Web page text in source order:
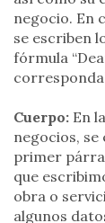
negocio. En
se escriben
fórmula
Cuerpo: En
negocios,
primer
que
obra o
algunos